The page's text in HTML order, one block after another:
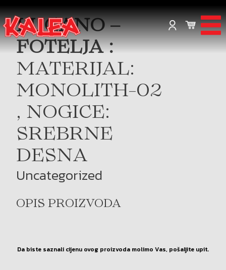
LUGANO –
FOTELJA :
MATERIJAL:
MONOLITH-02
, NOGICE:
SREBRNE
DESNA
Uncategorized
OPIS PROIZVODA
Da biste saznali cijenu ovog proizvoda molimo Vas, pošaljite upit.